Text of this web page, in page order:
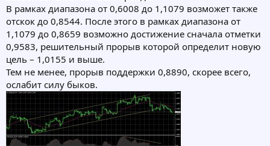
В рамках диапазона от 0,6008 до 1,1079 возможет также
отскок до 0,8544. После этого в рамках диапазона от
1,1079 до 0,8659 возможно достижение сначала отметки
0,9583, решительный прорыв которой определит новую
цель – 1,0155 и выше.
Тем не менее, прорыв поддержки 0,8890, скорее всего,
ослабит силу быков.